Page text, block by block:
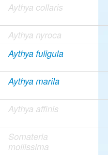
Aythya collaris
Aythya nyroca
Aythya fuligula
Aythya marila
Aythya affinis
Somateria
mollissima